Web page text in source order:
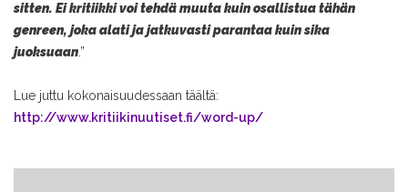
sitten. Ei kritiikki voi tehdä muuta kuin osallistua tähän
genreen, joka alati ja jatkuvasti parantaa kuin sika
juoksuaan.”
Lue juttu kokonaisuudessaan täältä:
http://www.kritiikinuutiset.fi/word-up/